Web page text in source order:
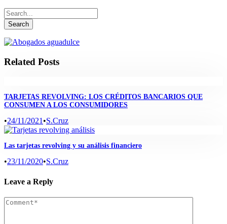
Related Posts
TARJETAS REVOLVING: LOS CRÉDITOS BANCARIOS QUE
CONSUMEN A LOS CONSUMIDORES
•24/11/2021•S.Cruz
Las tarjetas revolving y su análisis financiero
•23/11/2020•S.Cruz
Leave a Reply